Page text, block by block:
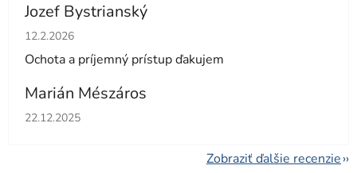
Jozef Bystrianský
Hodnotenie obchodu je 5 z 5 hviezdičiek.
12.2.2026
Ochota a príjemný prístup ďakujem
Marián Mészáros
Hodnotenie obchodu je 5 z 5 hviezdičiek.
22.12.2025
Zobraziť ďalšie recenzie